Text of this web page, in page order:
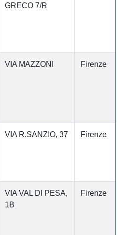
GRECO 7/R
VIA MAZZONI Firenze
VIA R.SANZIO, 37 Firenze
VIA VAL DI PESA,
1B
Firenze